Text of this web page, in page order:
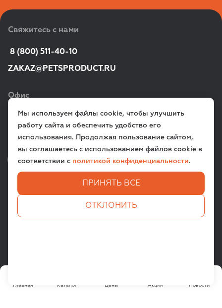
Главная Каталог Цены Акции Новости
Свяжитесь с нами
8 (800) 511-40-10
ZAKAZ@PETSPRODUCT.RU
Офис
г. Санкт‑Петербург,
ул. Всеволода Вишневского, д. 12a
VK TG
Мы используем файлы cookie, чтобы улучшить
работу сайта и обеспечить удобство его
использования. Продолжая пользование сайтом,
вы соглашаетесь с использованием файлов cookie в
соответствии с политикой конфиденциальности.
ПРИНЯТЬ ВСЕ
ОТКЛОНИТЬ